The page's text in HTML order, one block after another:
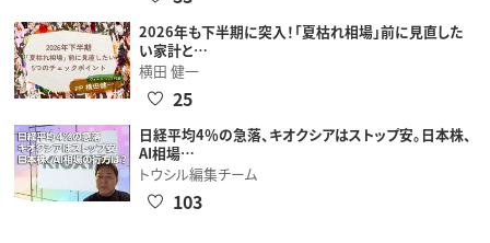
2026年も下半期に突入！「夏枯れ相場」前に見直した
い家計と…
横田 健一
25
日経平均4％の急落、キオクシアはストップ安。日本株、
AI相場…
トウシル編集チーム
103